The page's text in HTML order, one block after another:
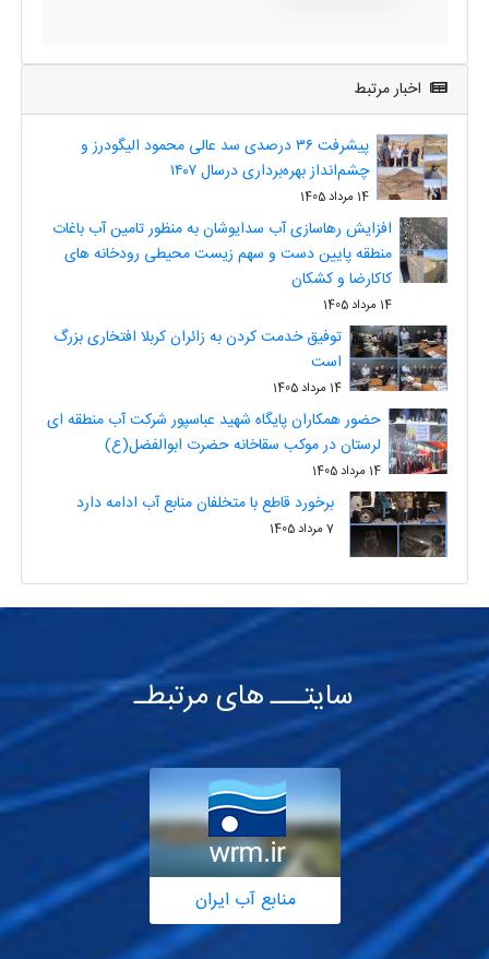
اخبار مرتبط
پیشرفت ۳۶ درصدی سد عالی محمود الیگودرز و
چشم‌انداز بهره‌برداری درسال ۱۴۰۷
14 مرداد 1405
افزایش رهاسازی آب سدایوشان به منظور تامین آب باغات
منطقه پایین دست و سهم زیست محیطی رودخانه های
کاکارضا و کشکان
14 مرداد 1405
توفیق خدمت کردن به زائران کربلا افتخاری بزرگ
است
14 مرداد 1405
حضور همکاران پایگاه شهید عباسپور شرکت آب منطقه ای
لرستان در موکب سقاخانه حضرت ابوالفضل(ع)
14 مرداد 1405
برخورد قاطع با متخلفان منابع آب ادامه دارد
7 مرداد 1405
سایتـــ های مرتبطـ
منابع آب ایران